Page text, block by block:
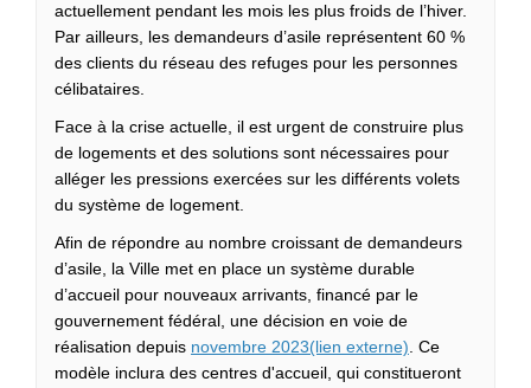
actuellement pendant les mois les plus froids de l’hiver.
Par ailleurs, les demandeurs d’asile représentent 60 %
des clients du réseau des refuges pour les personnes
célibataires.
Face à la crise actuelle, il est urgent de construire plus
de logements et des solutions sont nécessaires pour
alléger les pressions exercées sur les différents volets
du système de logement.
Afin de répondre au nombre croissant de demandeurs
d’asile, la Ville met en place un système durable
d’accueil pour nouveaux arrivants, financé par le
gouvernement fédéral, une décision en voie de
réalisation depuis novembre 2023(lien externe) (Liens externes)
. Ce
modèle inclura des centres d'accueil, qui constitueront